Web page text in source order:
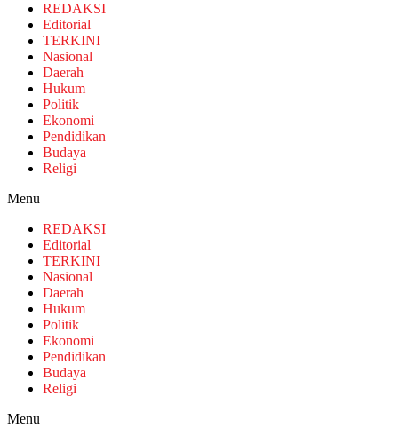
REDAKSI
Editorial
TERKINI
Nasional
Daerah
Hukum
Politik
Ekonomi
Pendidikan
Budaya
Religi
Menu
REDAKSI
Editorial
TERKINI
Nasional
Daerah
Hukum
Politik
Ekonomi
Pendidikan
Budaya
Religi
Menu